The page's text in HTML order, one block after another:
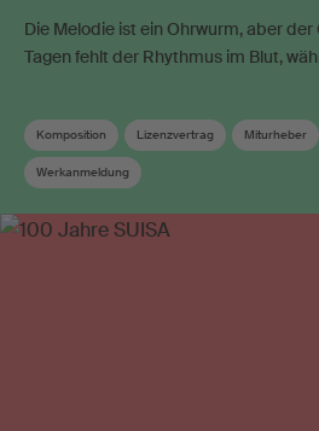
Die Melodie ist ein Ohrwurm, aber
Tagen fehlt der Rhythmus im Blut,
Komposition Lizenzvertrag Miturheber
Werkanmeldung